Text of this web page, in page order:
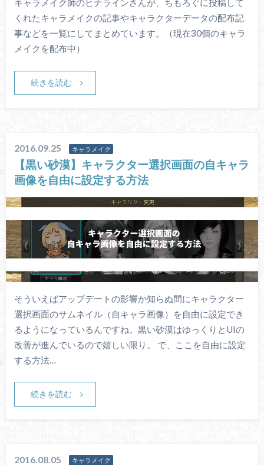
キャラメイク師のヒナラインさんが、ちもろぐに投稿して
くれたキャラメイクの記事やキャラクターデータの配布記
事などを一覧にしてまとめています。（現在30個のキャラ
メイクを配布中）
続きを読む
2016.09.25 キャラメイク
【黒い砂漠】キャラクター選択画面の自キャラ
画像を自由に設定する方法
そういえばアップデートの影響か知らぬ間にキャラクター
選択画面のサムネイル（自キャラ画像）を自由に設定でき
るようになっているんですね。黒い砂漠はゆっくりとUIの
改善が進んでいるので嬉しい限り。 で、ここを自由に設定
する方法…
続きを読む
2016.08.05 キャラメイク